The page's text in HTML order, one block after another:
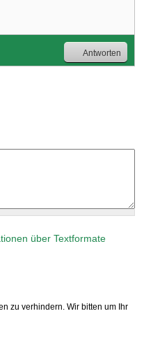
Antworten
über Textformate
zu verhindern. Wir bitten um Ihr